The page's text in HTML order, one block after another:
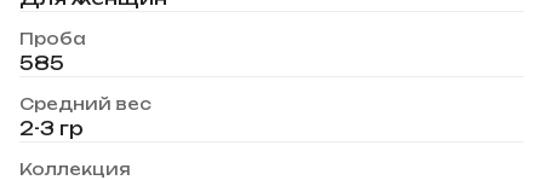
Проба
585
Средний вес
2-3 гр
Коллекция